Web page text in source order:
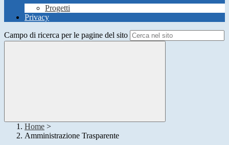
Progetti
Privacy
Campo di ricerca per le pagine del sito
Home >
Amministrazione Trasparente